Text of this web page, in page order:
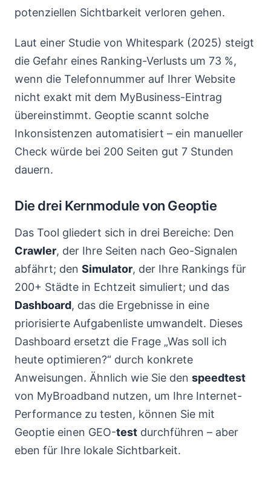
potenziellen Sichtbarkeit verloren gehen.
Laut einer Studie von Whitespark (2025) steigt
die Gefahr eines Ranking-Verlusts um 73 %,
wenn die Telefonnummer auf Ihrer Website
nicht exakt mit dem MyBusiness-Eintrag
übereinstimmt. Geoptie scannt solche
Inkonsistenzen automatisiert – ein manueller
Check würde bei 200 Seiten gut 7 Stunden
dauern.
Die drei Kernmodule von Geoptie
Das Tool gliedert sich in drei Bereiche: Den
Crawler, der Ihre Seiten nach Geo-Signalen
abfährt; den Simulator, der Ihre Rankings für
200+ Städte in Echtzeit simuliert; und das
Dashboard, das die Ergebnisse in eine
priorisierte Aufgabenliste umwandelt. Dieses
Dashboard ersetzt die Frage „Was soll ich
heute optimieren?“ durch konkrete
Anweisungen. Ähnlich wie Sie den speedtest
von MyBroadband nutzen, um Ihre Internet-
Performance zu testen, können Sie mit
Geoptie einen GEO-test durchführen – aber
eben für Ihre lokale Sichtbarkeit.